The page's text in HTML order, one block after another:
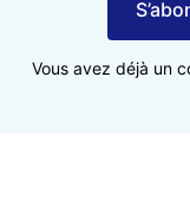
Vous avez déjà un